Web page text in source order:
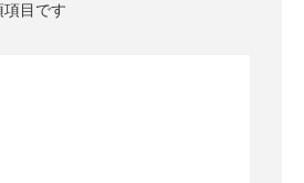
目です